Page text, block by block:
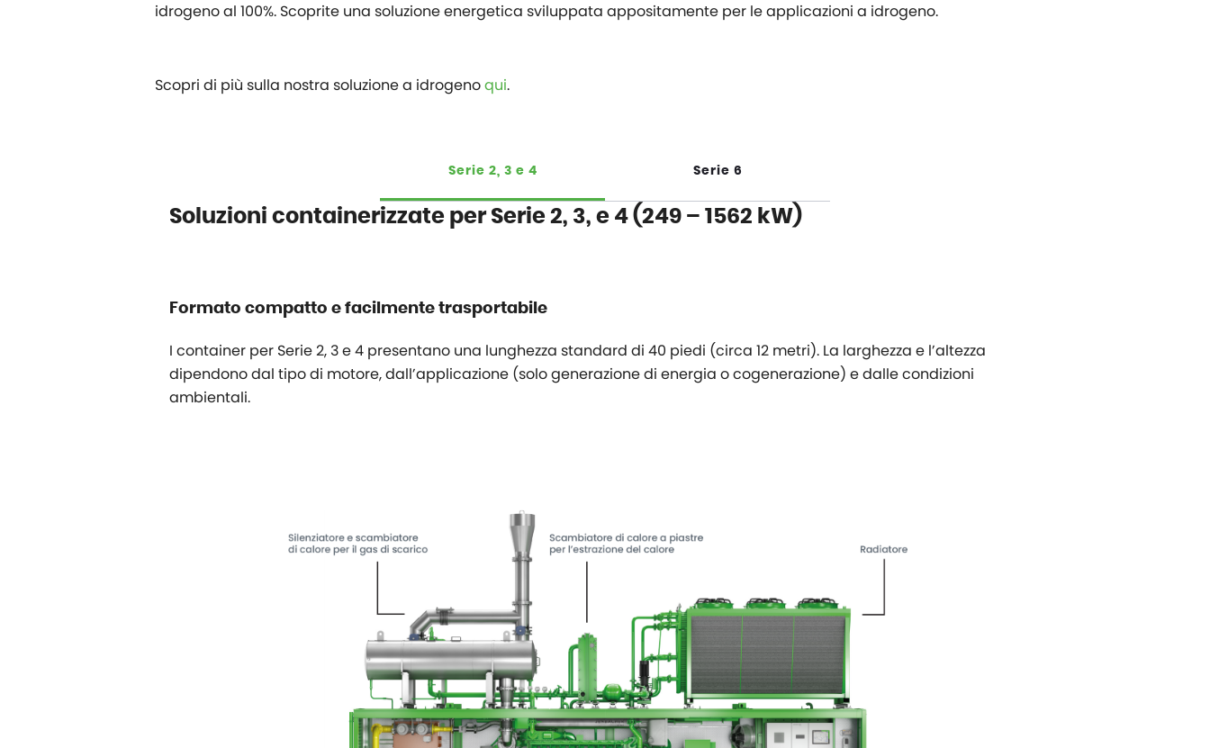
idrogeno al 100%. Scoprite una soluzione energetica sviluppata appositamente per le applicazioni a idrogeno.
Scopri di più sulla nostra soluzione a idrogenoqui.
Serie 2, 3 e 4 Serie 6
Soluzioni containerizzate per Serie 2, 3, e 4 (249 – 1562 kW)
Formato compatto e facilmente trasportabile
I container per Serie 2, 3 e 4 presentano una lunghezza standard di 40 piedi (circa 12 metri). La larghezza e l’altezza
dipendono dal tipo di motore, dall’applicazione (solo generazione di energia o cogenerazione) e dalle condizioni
ambientali.